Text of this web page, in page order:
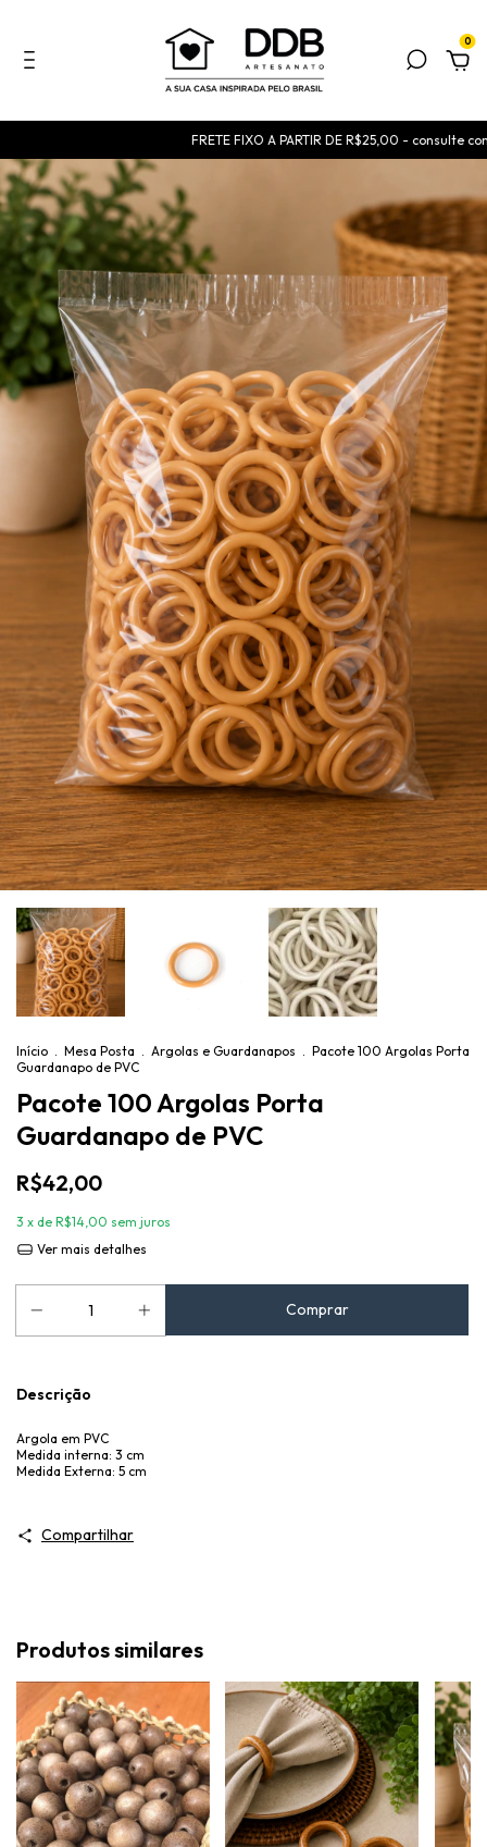
0
FRETE FIXO A PARTIR DE R$25,00 - consulte
Início . Mesa Posta . Argolas e Guardanapos . Pacote 100 Argolas Porta
Guardanapo de PVC
Pacote 100 Argolas Porta
Guardanapo de PVC
R$42,00
3 x de R$14,00 sem juros
Ver mais detalhes
Descrição
Argola em PVC
Medida interna: 3 cm
Medida Externa: 5 cm
Compartilhar
Produtos similares